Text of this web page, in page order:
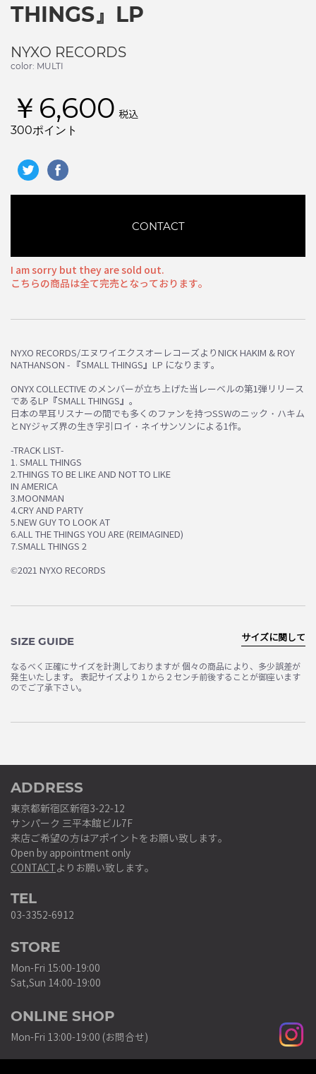
THINGS』LP
NYXO RECORDS
color: MULTI
￥6,600 税込
300ポイント
CONTACT
I am sorry but they are sold out.
こちらの商品は全て完売となっております。
NYXO RECORDS/エヌワイエクスオーレコーズよりNICK HAKIM & ROY
NATHANSON - 『SMALL THINGS』LP になります。
ONYX COLLECTIVE のメンバーが立ち上げた当レーベルの第1弾リリース
であるLP『SMALL THINGS』。
日本の早耳リスナーの間でも多くのファンを持つSSWのニック・ハキム
とNYジャズ界の生き字引ロイ・ネイサンソンによる1作。
-TRACK LIST-
1. SMALL THINGS
2.THINGS TO BE LIKE AND NOT TO LIKE
IN AMERICA
3.MOONMAN
4.CRY AND PARTY
5.NEW GUY TO LOOK AT
6.ALL THE THINGS YOU ARE (REIMAGINED)
7.SMALL THINGS 2
©2021 NYXO RECORDS
SIZE GUIDE サイズに関して
なるべく正確にサイズを計測しておりますが 個々の商品により、多少誤差が
発生いたします。 表記サイズより１から２センチ前後することが御座います
のでご了承下さい。
ADDRESS
東京都新宿区新宿3-22-12
サンパーク 三平本館ビル7F
来店ご希望の方はアポイントをお願い致します。
Open by appointment only
CONTACTよりお願い致します。
TEL
03-3352-6912
STORE
Mon-Fri 15:00-19:00
Sat,Sun 14:00-19:00
ONLINE SHOP
Mon-Fri 13:00-19:00 (お問合せ)